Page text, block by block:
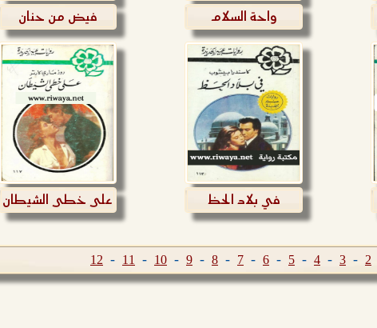
واحة السلام فيض من حنان
في بلاد الحظ على خطى الشيطان
2
-
3
-
4
-
5
-
6
-
7
-
8
-
9
-
10
-
11
-
12